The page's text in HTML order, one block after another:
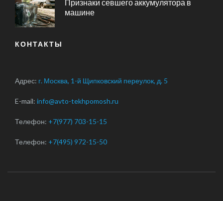
Признаки севшего аккумулятора в
машине
КОНТАКТЫ
Адрес: г. Москва, 1-й Щипковский переулок, д. 5
E-mail: info@avto-tekhpomosh.ru
Телефон: +7(977) 703-15-15
Телефон: +7(495) 972-15-50